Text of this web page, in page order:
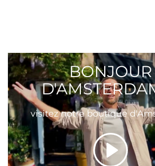
BONJOUR
visitez notre boutique
Lecture